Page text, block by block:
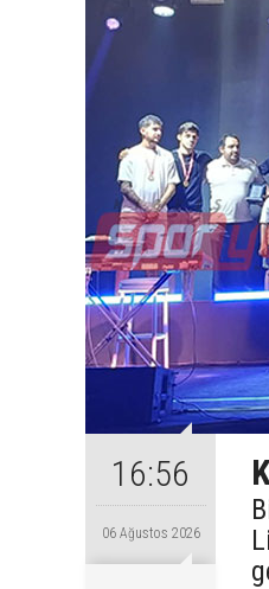
16:56
06 Ağustos 2026